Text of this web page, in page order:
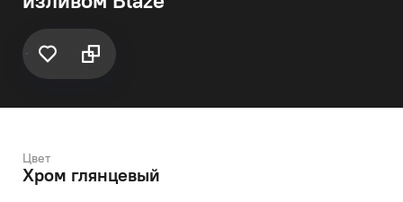
Цвет
Хром глянцевый